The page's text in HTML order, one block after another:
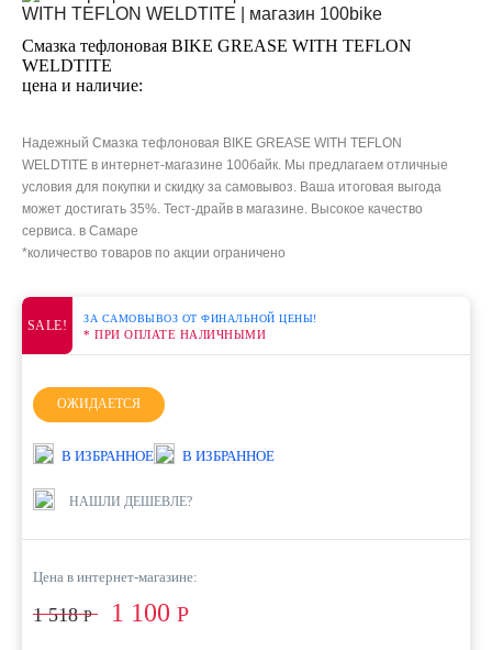
Смазка тефлоновая BIKE GREASE WITH TEFLON
WELDTITE
цена и наличие:
Надежный Смазка тефлоновая BIKE GREASE WITH TEFLON
WELDTITE в интернет-магазине 100байк. Мы предлагаем отличные
условия для покупки и скидку за самовывоз. Ваша итоговая выгода
может достигать 35%. Тест-драйв в магазине. Высокое качество
сервиса. в Самаре
*количество товаров по акции ограничено
SALE! ЗА САМОВЫВОЗ ОТ ФИНАЛЬНОЙ ЦЕНЫ!
* ПРИ ОПЛАТЕ НАЛИЧНЫМИ
ОЖИДАЕТСЯ
В ИЗБРАННОЕ В ИЗБРАННОЕ
НАШЛИ ДЕШЕВЛЕ?
Цена в интернет-магазине:
1 518Р 1 100 Р